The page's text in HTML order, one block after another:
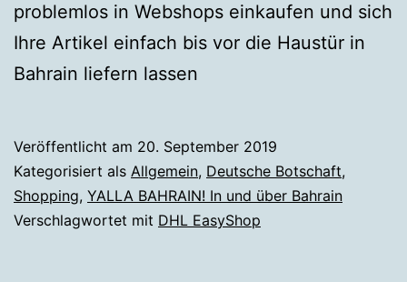
problemlos in Webshops einkaufen und sich
Ihre Artikel einfach bis vor die Haustür in
Bahrain liefern lassen
Veröffentlicht am 20. September 2019
Kategorisiert als Allgemein, Deutsche Botschaft,
Shopping, YALLA BAHRAIN! In und über Bahrain
Verschlagwortet mit DHL EasyShop